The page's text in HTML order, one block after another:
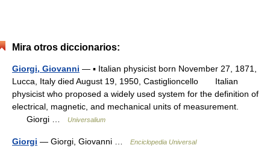
Mira otros diccionarios:
Giorgi, Giovanni — ▪ Italian physicist born November 27, 1871,
Lucca, Italy died August 19, 1950, Castiglioncello Italian
physicist who proposed a widely used system for the definition of
electrical, magnetic, and mechanical units of measurement.
Giorgi …
Universalium
Giorgi — Giorgi, Giovanni … Enciclopedia Universal